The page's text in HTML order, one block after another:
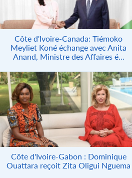
Côte d'Ivoire-Canada: Tiémoko
Meyliet Koné échange avec Anita
Anand, Ministre des Affaires é...
Côte d'Ivoire-Gabon : Dominique
Ouattara reçoit Zita Oligui Nguema